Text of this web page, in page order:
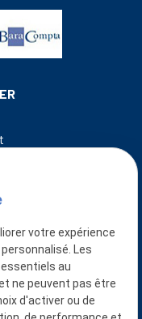
votre expérience
Les
au
ne peuvent pas être
d'activer ou de